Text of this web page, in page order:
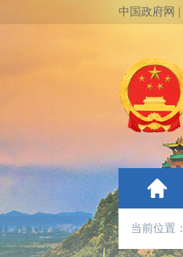
中国政府网
当前位置：